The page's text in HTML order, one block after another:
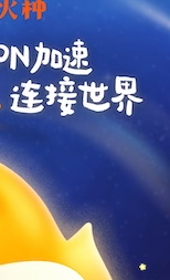
支持[0] 反对[0]
支持[0] 反对[0]